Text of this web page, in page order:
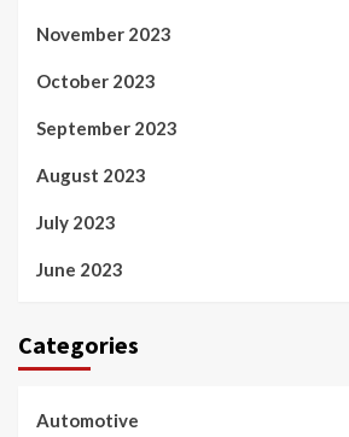
November 2023
October 2023
September 2023
August 2023
July 2023
June 2023
Categories
Automotive